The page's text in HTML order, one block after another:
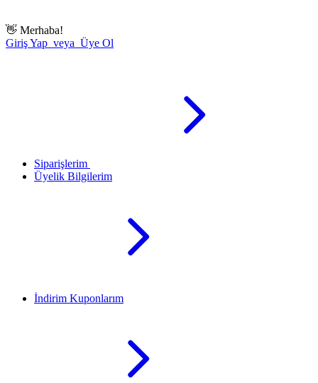
👋 Merhaba!
Giriş Yap veya Üye Ol
Siparişlerim
Üyelik Bilgilerim
İndirim Kuponlarım